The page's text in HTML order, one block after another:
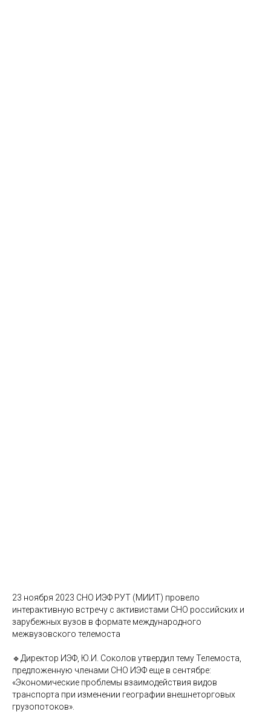
23 ноября 2023 СНО ИЭФ РУТ (МИИТ) провело
интерактивную встречу с активистами СНО российских и
зарубежных вузов в формате международного
межвузовского телемоста
🔹Директор ИЭФ, Ю.И. Соколов утвердил тему Телемоста,
предложенную членами СНО ИЭФ еще в сентябре:
«Экономические проблемы взаимодействия видов
транспорта при изменении географии внешнеторговых
грузопотоков».